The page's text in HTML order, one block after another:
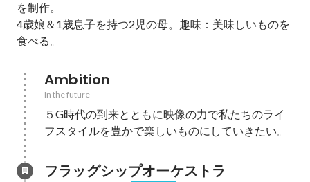
を制作。
4歳娘＆1歳息子を持つ2児の母。趣味：美味しいものを
食べる。
Ambition
In the future
５G時代の到来とともに映像の力で私たちのライ
フスタイルを豊かで楽しいものにしていきたい。
フラッグシップオーケストラ